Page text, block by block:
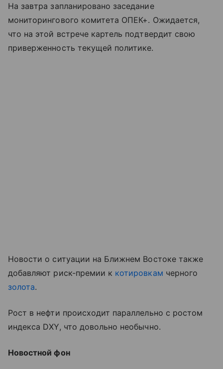
На завтра запланировано заседание
мониторингового комитета ОПЕК+. Ожидается,
что на этой встрече картель подтвердит свою
приверженность текущей политике.
Новости о ситуации на Ближнем Востоке также
добавляют риск-премии к котировкам черного
золота.
Рост в нефти происходит параллельно с ростом
индекса DXY, что довольно необычно.
Новостной фон